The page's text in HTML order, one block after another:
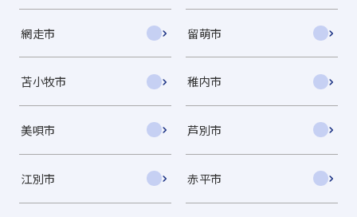
網走市 留萌市
苫小牧市 稚内市
美唄市 芦別市
江別市 赤平市